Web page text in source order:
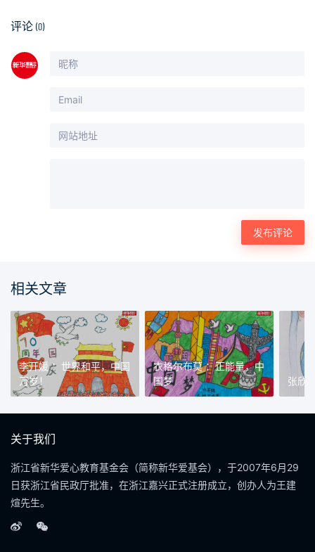
评论 (0)
相关文章
李开媛 ：世界和平，中国
万岁！
衣格尔布莫 ：正能量，中
国梦
张欣
关于我们
浙江省新华爱心教育基金会（简称新华爱基会），于2007年6月29
日获浙江省民政厅批准，在浙江嘉兴正式注册成立，创办人为王建
煊先生。